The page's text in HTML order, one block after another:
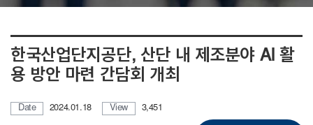
한국산업단지공단, 산단 내 제조분야 AI 활
용 방안 마련 간담회 개최
Date 2024.01.18 View 3,451